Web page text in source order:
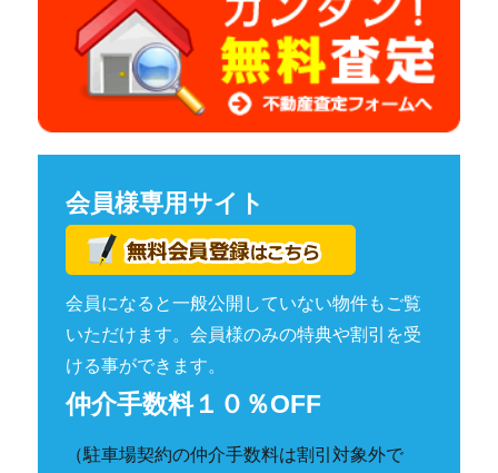
会員様専用サイト
会員になると一般公開していない物件もご覧
いただけます。会員様のみの特典や割引を受
ける事ができます。
仲介手数料１０％OFF
（駐車場契約の仲介手数料は割引対象外で